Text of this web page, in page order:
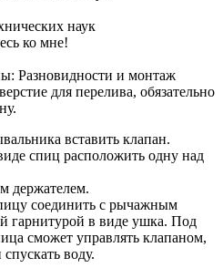
наук
ко мне!
Разновидности и монтаж
для перелива, обязательно
вставить клапан.
спиц расположить одну над
держателем.
соединить с рычажным
гарнитурой в виде ушка. Под
сможет управлять клапаном,
воду.